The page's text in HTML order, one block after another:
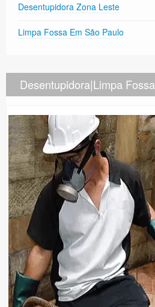
Desentupidora Zona Leste
Limpa Fossa Em São Paulo
Desentupidora|Limpa Fossa